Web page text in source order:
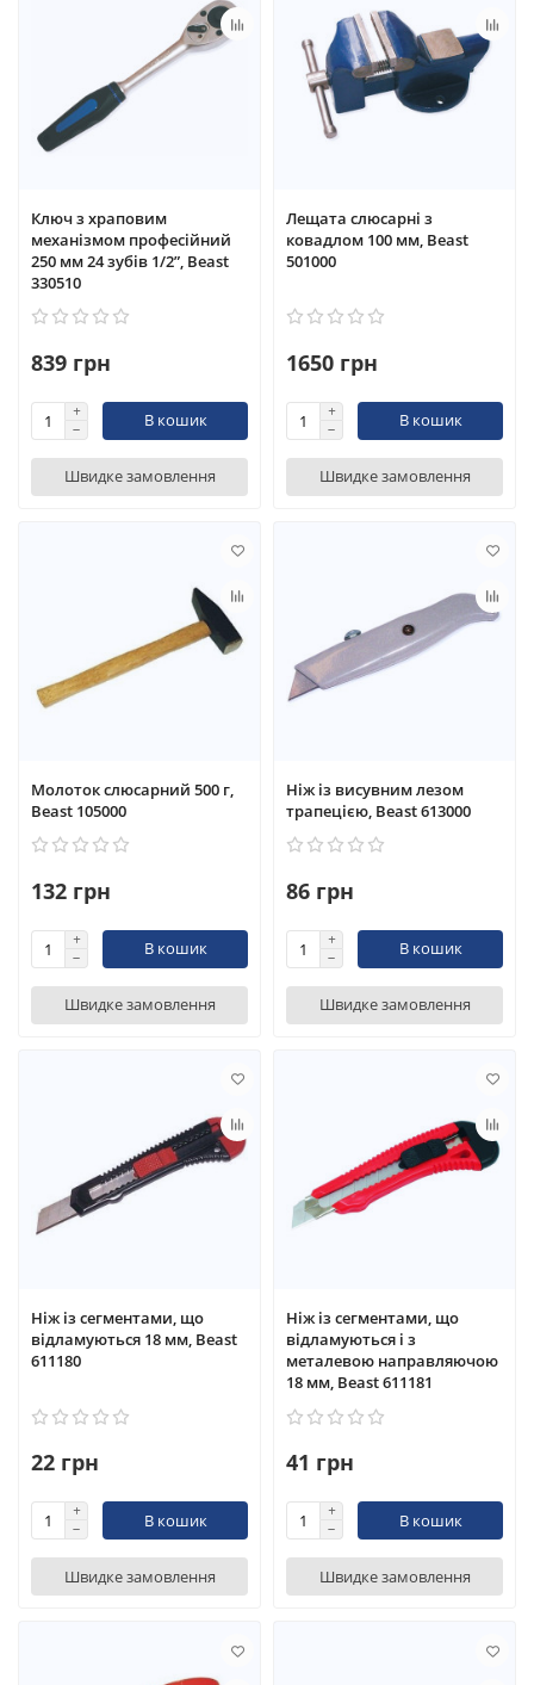
Ключ з храповим
механізмом професійний
250 мм 24 зубів 1/2”, Beast
330510
839 грн
В кошик
Швидке замовлення
Лещата слюсарні з
ковадлом 100 мм, Beast
501000
1650 грн
В кошик
Швидке замовлення
Молоток слюсарний 500 г,
Beast 105000
132 грн
В кошик
Швидке замовлення
Ніж із висувним лезом
трапецією, Beast 613000
86 грн
В кошик
Швидке замовлення
Ніж із сегментами, що
відламуються 18 мм, Beast
611180
22 грн
В кошик
Швидке замовлення
Ніж із сегментами, що
відламуються і з
металевою направляючою
18 мм, Beast 611181
41 грн
В кошик
Швидке замовлення